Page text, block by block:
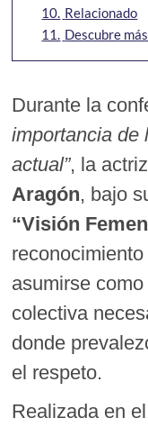
10. Relacionado
11. Descubre
Durante la
importancia de
actual”, la
Aragón, bajo
“Visión
asumirse
colectiva
donde
el respeto.
Realizada en